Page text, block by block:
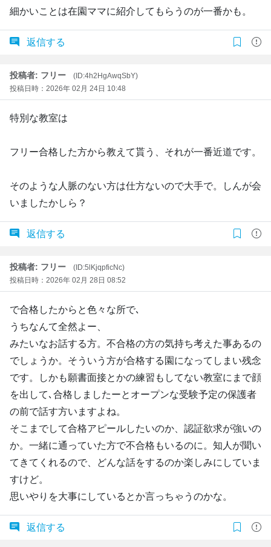
細かいことは在園ママに紹介してもらうのが一番かも。
返信する
投稿者: フリー
(ID:4h2HgAwqSbY)
投稿日時：2026年 02月 24日 10:48
特別な教室は
フリー合格した方から教えて貰う、それが一番近道です。
そのような人脈のない方は仕方ないので大手で。しんが会
いましたかしら？
返信する
投稿者: フリー
(ID:5lKjqpficNc)
投稿日時：2026年 02月 28日 08:52
で合格したからと色々な所で､
うちなんて全然よー、
みたいなお話する方。不合格の方の気持ち考えた事あるの
でしょうか。そういう方が合格する園になってしまい残念
です。しかも願書面接とかの練習もしてない教室にまで顔
を出して､合格しましたーとオープンな受験予定の保護者
の前で話す方いますよね。
そこまでして合格アピールしたいのか、認証欲求が強いの
か。一緒に通っていた方で不合格もいるのに。知人が聞い
てきてくれるので、どんな話をするのか楽しみにしていま
すけど。
思いやりを大事にしているとか言っちゃうのかな。
返信する